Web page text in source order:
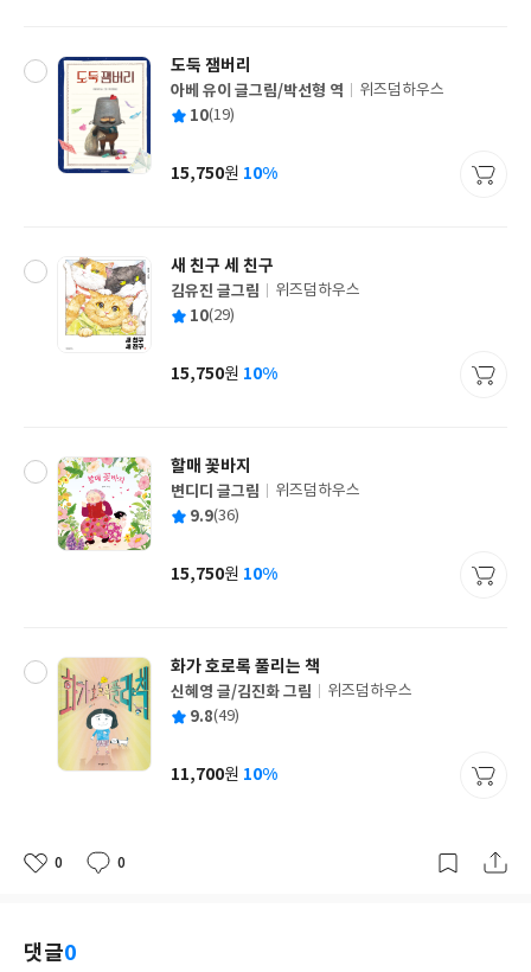
도둑 잼버리
글
쓴
아베 유이 글그림/박선형 역
출
사
위즈덤하우스
평 10(19)
가
15,750원 10%
새 친구 세 친구
글
쓴
김유진 글그림
출
사
위즈덤하우스
평 10(29)
가
15,750원 10%
할매 꽃바지
글
쓴
변디디 글그림
출
사
위즈덤하우스
평 9.9(36)
가
15,750원 10%
화가 호로록 풀리는 책
글
쓴
신혜영 글/김진화 그림
출
사
위즈덤하우스
평 9.8(49)
가
11,700원 10%
좋
0
댓
0
작
댓글0